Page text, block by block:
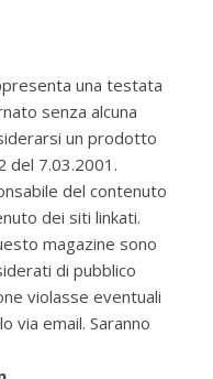
una testata
senza alcuna
un prodotto
del 7.03.2001.
del contenuto
dei siti linkati.
magazine sono
di pubblico
violasse eventuali
via email. Saranno